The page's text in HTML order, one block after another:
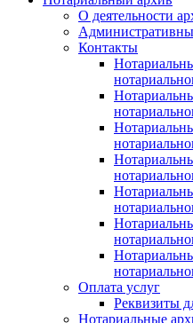
О деятельности
Контакты
Оплата услуг
Реквизиты
Нотариальные